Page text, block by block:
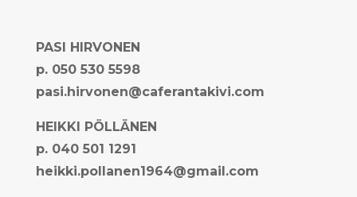
PASI HIRVONEN
p. 050 530 5598
pasi.hirvonen@caferantakivi.com
HEIKKI PÖLLÄNEN
p. 040 501 1291
heikki.pollanen1964@gmail.com